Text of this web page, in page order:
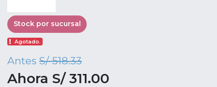
Stock por sucursal
Agotado.
Antes S/ 518.33
Ahora S/ 311.00